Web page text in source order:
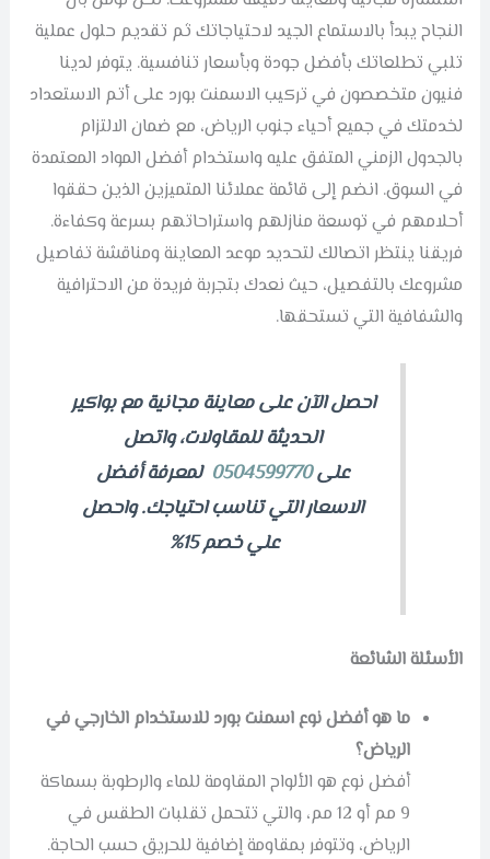
النجاح يبدأ بالاستماع الجيد لاحتياجاتك ثم تقديم حلول عملية
تلبي تطلعاتك بأفضل جودة وبأسعار تنافسية. يتوفر لدينا
فنيون متخصصون في تركيب الاسمنت بورد على أتم الاستعداد
لخدمتك في جميع أحياء جنوب الرياض، مع ضمان الالتزام
بالجدول الزمني المتفق عليه واستخدام أفضل المواد المعتمدة
في السوق. انضم إلى قائمة عملائنا المتميزين الذين حققوا
أحلامهم في توسعة منازلهم واستراحاتهم بسرعة وكفاءة.
فريقنا ينتظر اتصالك لتحديد موعد المعاينة ومناقشة تفاصيل
مشروعك بالتفصيل، حيث نعدك بتجربة فريدة من الاحترافية
والشفافية التي تستحقها.
احصل الآن على معاينة مجانية مع بواكير
الحديثة للمقاولات، واتصل
على0504599770 لمعرفة أفضل
الاسعار التي تناسب احتياجك. واحصل
علي خصم 15%
الأسئلة الشائعة
ما هو أفضل نوع اسمنت بورد للاستخدام الخارجي في
الرياض؟
أفضل نوع هو الألواح المقاومة للماء والرطوبة بسماكة
9 مم أو 12 مم، والتي تتحمل تقلبات الطقس في
الرياض، وتتوفر بمقاومة إضافية للحريق حسب الحاجة.